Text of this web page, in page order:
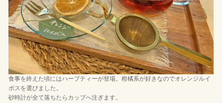
食事を終えた頃にはハーブティーが登場。柑橘系が好きなのでオレンジルイ
ボスを選びました。
砂時計が全て落ちたらカップへ注ぎます。